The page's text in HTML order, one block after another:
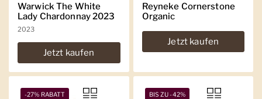
Warwick The White
Lady Chardonnay 2023
2023
Jetzt kaufen
Reyneke Cornerstone
Organic
Jetzt kaufen
-27% RABATT BIS ZU -42%